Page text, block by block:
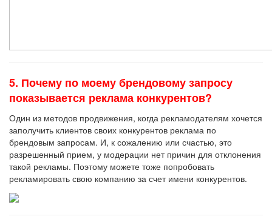
5. Почему по моему брендовому запросу
показывается реклама конкурентов?
Один из методов продвижения, когда рекламодателям хочется
заполучить клиентов своих конкурентов реклама по
брендовым запросам. И, к сожалению или счастью, это
разрешенный прием, у модерации нет причин для отклонения
такой рекламы. Поэтому можете тоже попробовать
рекламировать свою компанию за счет имени конкурентов.